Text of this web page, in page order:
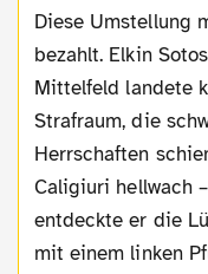
Diese Umstellung
bezahlt. Elkin
Mittelfeld landete
Strafraum, die
Herrschaften
Caligiuri hellwach
entdeckte er die
mit einem linken